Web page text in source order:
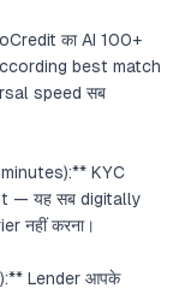
का AI 100+
best match
speed सब
KYC
— यह सब digitally
नहीं करना।
Lender आपके